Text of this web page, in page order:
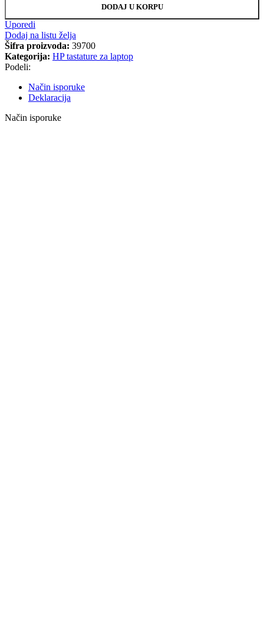
DODAJ U KORPU
Uporedi
Dodaj na listu želja
Šifra proizvoda: 39700
Kategorija: HP tastature za laptop
Podeli:
Način isporuke
Deklaracija
Način isporuke